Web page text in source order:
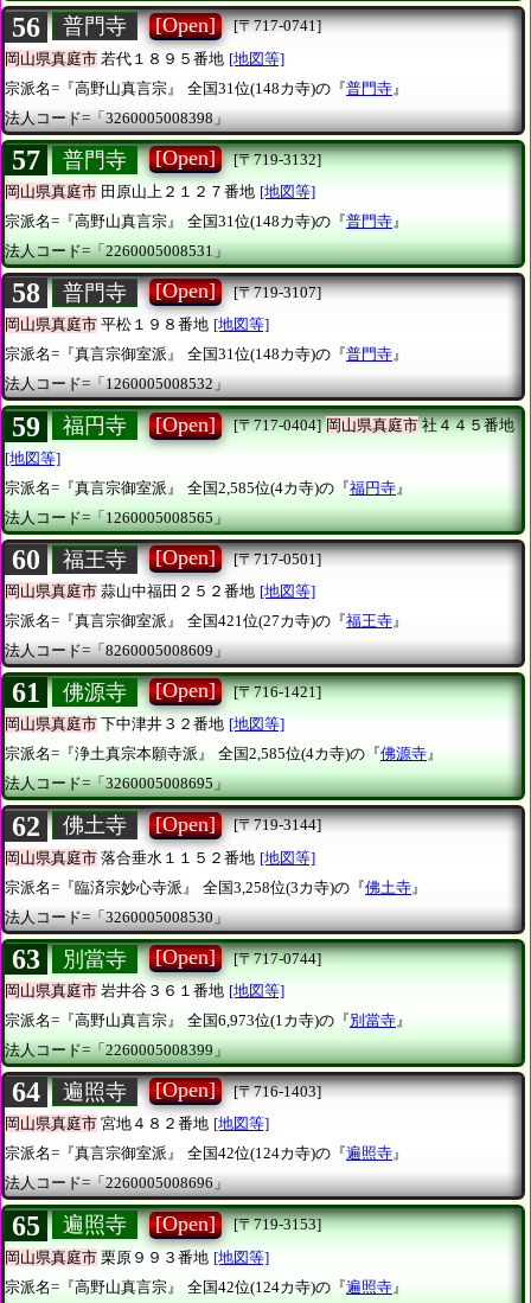
56 普門寺 [Open]
[〒717-0741]
岡山県真庭市 若代１８９５番地 [地図等]
宗派名=『高野山真言宗』
全国31位(148カ寺)の『普門寺 』
法人コード=「3260005008398」
57 普門寺 [Open]
[〒719-3132]
岡山県真庭市 田原山上２１２７番地 [地図等]
宗派名=『高野山真言宗』
全国31位(148カ寺)の『普門寺』
法人コード=「2260005008531」
58 普門寺 [Open]
[〒719-3107]
岡山県真庭市 平松１９８番地 [地図等]
宗派名=『真言宗御室派』
全国31位(148カ寺)の『普門寺』
法人コード=「1260005008532」
59 福円寺 [Open] [〒717-0404] 岡山県真庭市社４４５番地
[地図等]
宗派名=『真言宗御室派』
全国2,585位(4カ寺)の『福円寺 』
法人コード=「1260005008565」
60 福王寺 [Open]
[〒717-0501]
岡山県真庭市 蒜山中福田２５２番地 [地図等]
宗派名=『真言宗御室派』
全国421位(27カ寺)の『福王寺』
法人コード=「8260005008609」
61 佛源寺 [Open]
[〒716-1421]
岡山県真庭市 下中津井３２番地 [地図等]
宗派名=『浄土真宗本願寺派』
全国2,585位(4カ寺)の『佛源寺』
法人コード=「3260005008695」
62 佛土寺 [Open]
[〒719-3144]
岡山県真庭市 落合垂水１１５２番地 [地図等]
宗派名=『臨済宗妙心寺派』
全国3,258位(3カ寺)の『佛土寺 』
法人コード=「3260005008530」
63 別當寺 [Open]
[〒717-0744]
岡山県真庭市 岩井谷３６１番地 [地図等]
宗派名=『高野山真言宗』
全国6,973位(1カ寺)の『別當寺』
法人コード=「2260005008399」
64 遍照寺 [Open]
[〒716-1403]
岡山県真庭市 宮地４８２番地 [地図等]
宗派名=『真言宗御室派』
全国42位(124カ寺)の『遍照寺』
法人コード=「2260005008696」
65 遍照寺 [Open]
[〒719-3153]
岡山県真庭市 栗原９９３番地 [地図等]
宗派名=『高野山真言宗』
全国42位(124カ寺)の『遍照寺 』